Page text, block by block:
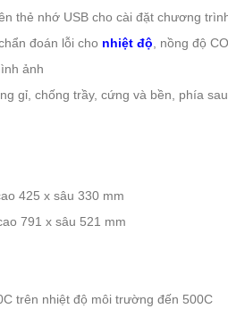
thẻ nhớ USB cho cài đặt chương
đoán lỗi cho nhiệt độ , nồng độ
ảnh
gỉ, chống trầy, cứng và bền, phía
425 x sâu 330 mm
791 x sâu 521 mm
trên nhiệt độ môi trường đến 500C